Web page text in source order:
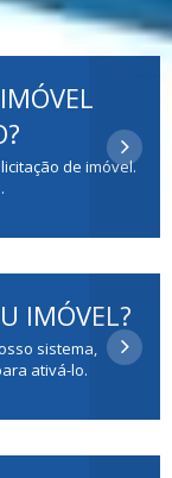
de imóvel.
IMÓVEL?
sistema,
ativá-lo.